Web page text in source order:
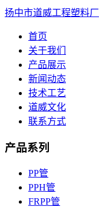
扬中市道威工程塑料厂
首页
关于我们
产品展示
新闻动态
技术工艺
道威文化
联系方式
产品系列
PP管
PPH管
FRPP管